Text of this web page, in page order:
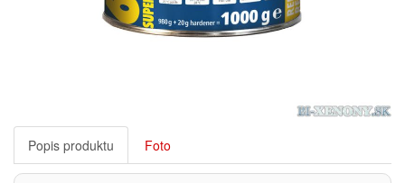
Popis produktu Foto